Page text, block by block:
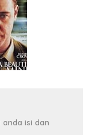
anda isi dan